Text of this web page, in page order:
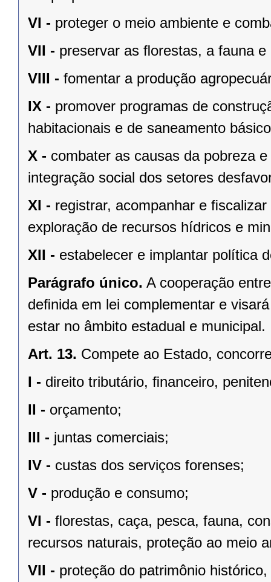
VI - proteger o meio ambiente e
VII - preservar as ﬂorestas, a fauna e
VIII - fomentar a produção
IX - promover programas de
habitacionais e de saneamento
X - combater as causas da pobreza
integração social dos setores
XI - registrar, acompanhar e
exploração de recursos hídricos e
XII - estabelecer e implantar política
Parágrafo único. A cooperação
deﬁnida em lei complementar e
estar no âmbito estadual e municipal.
Art. 13. Compete ao Estado,
I - direito tributário, ﬁnanceiro,
II - orçamento;
III - juntas comerciais;
IV - custas dos serviços forenses;
V - produção e consumo;
VI - ﬂorestas, caça, pesca, fauna,
recursos naturais, proteção ao meio
VII - proteção do patrimônio